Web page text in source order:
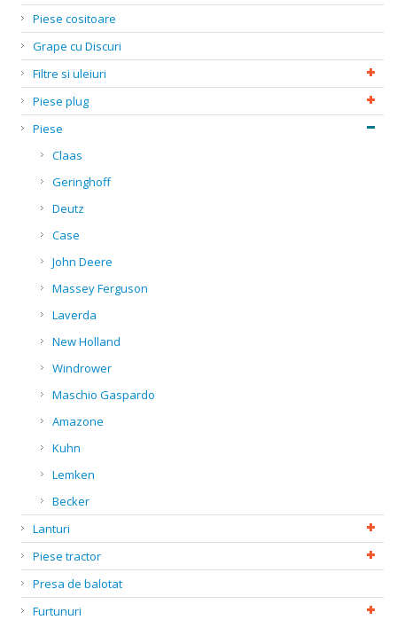
Piese cositoare
Grape cu Discuri
Filtre si uleiuri
Piese plug
Piese
Claas
Geringhoff
Deutz
Case
John Deere
Massey Ferguson
Laverda
New Holland
Windrower
Maschio Gaspardo
Amazone
Kuhn
Lemken
Becker
Lanturi
Piese tractor
Presa de balotat
Furtunuri